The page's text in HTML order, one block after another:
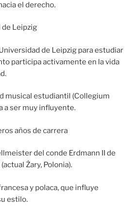
el derecho.
de Leipzig
de Leipzig para estudiar
participa activamente en la vida
musical estudiantil (Collegium
a ser muy influyente.
años de carrera
del conde Erdmann II de
Żary, Polonia).
y polaca, que influye
estilo.